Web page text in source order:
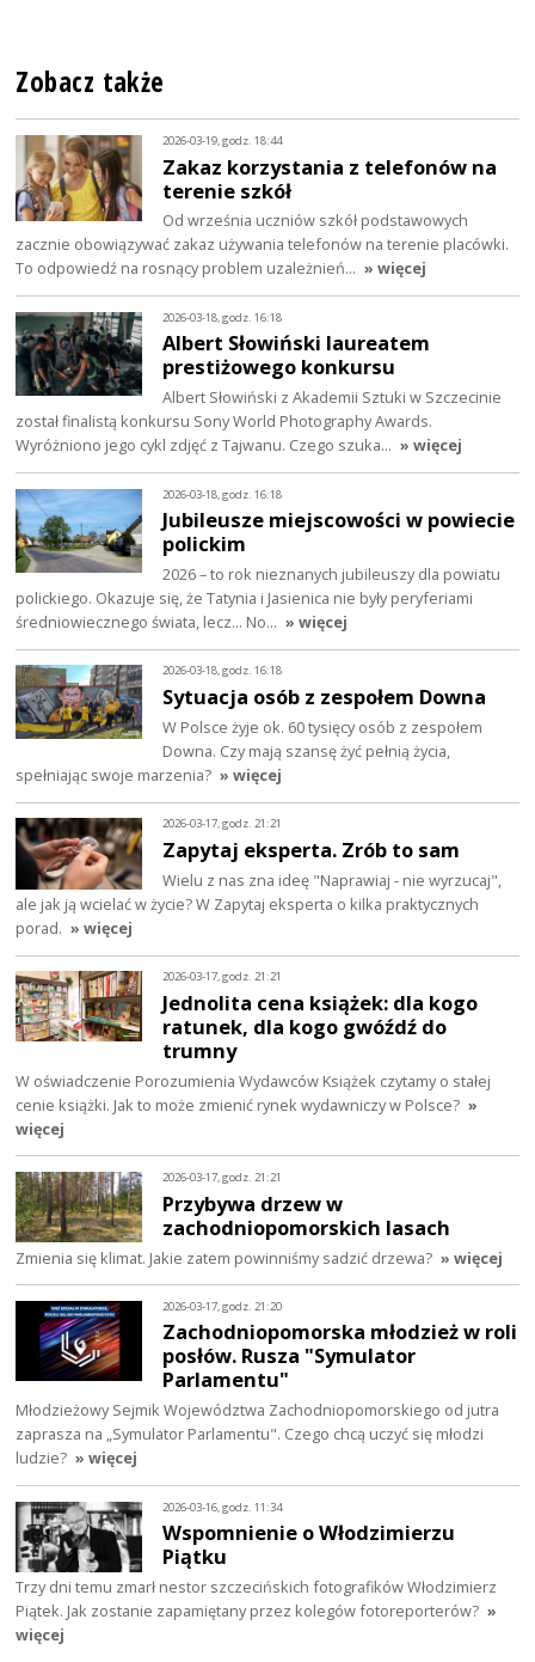
Zobacz także
2026-03-19, godz. 18:44
Zakaz korzystania z telefonów na
terenie szkół
Od września uczniów szkół podstawowych
zacznie obowiązywać zakaz używania telefonów na terenie placówki.
To odpowiedź na rosnący problem uzależnień… » więcej
2026-03-18, godz. 16:18
Albert Słowiński laureatem
prestiżowego konkursu
Albert Słowiński z Akademii Sztuki w Szczecinie
został finalistą konkursu Sony World Photography Awards.
Wyróżniono jego cykl zdjęć z Tajwanu. Czego szuka… » więcej
2026-03-18, godz. 16:18
Jubileusze miejscowości w powiecie
polickim
2026 – to rok nieznanych jubileuszy dla powiatu
polickiego. Okazuje się, że Tatynia i Jasienica nie były peryferiami
średniowiecznego świata, lecz… No… » więcej
2026-03-18, godz. 16:18
Sytuacja osób z zespołem Downa
W Polsce żyje ok. 60 tysięcy osób z zespołem
Downa. Czy mają szansę żyć pełnią życia,
spełniając swoje marzenia? » więcej
2026-03-17, godz. 21:21
Zapytaj eksperta. Zrób to sam
Wielu z nas zna ideę "Naprawiaj - nie wyrzucaj",
ale jak ją wcielać w życie? W Zapytaj eksperta o kilka praktycznych
porad. » więcej
2026-03-17, godz. 21:21
Jednolita cena książek: dla kogo
ratunek, dla kogo gwóźdź do
trumny
W oświadczenie Porozumienia Wydawców Książek czytamy o stałej
cenie książki. Jak to może zmienić rynek wydawniczy w Polsce? »
więcej
2026-03-17, godz. 21:21
Przybywa drzew w
zachodniopomorskich lasach
Zmienia się klimat. Jakie zatem powinniśmy sadzić drzewa? » więcej
2026-03-17, godz. 21:20
Zachodniopomorska młodzież w roli
posłów. Rusza "Symulator
Parlamentu"
Młodzieżowy Sejmik Województwa Zachodniopomorskiego od jutra
zaprasza na „Symulator Parlamentu". Czego chcą uczyć się młodzi
ludzie? » więcej
2026-03-16, godz. 11:34
Wspomnienie o Włodzimierzu
Piątku
Trzy dni temu zmarł nestor szczecińskich fotografików Włodzimierz
Piątek. Jak zostanie zapamiętany przez kolegów fotoreporterów? »
więcej